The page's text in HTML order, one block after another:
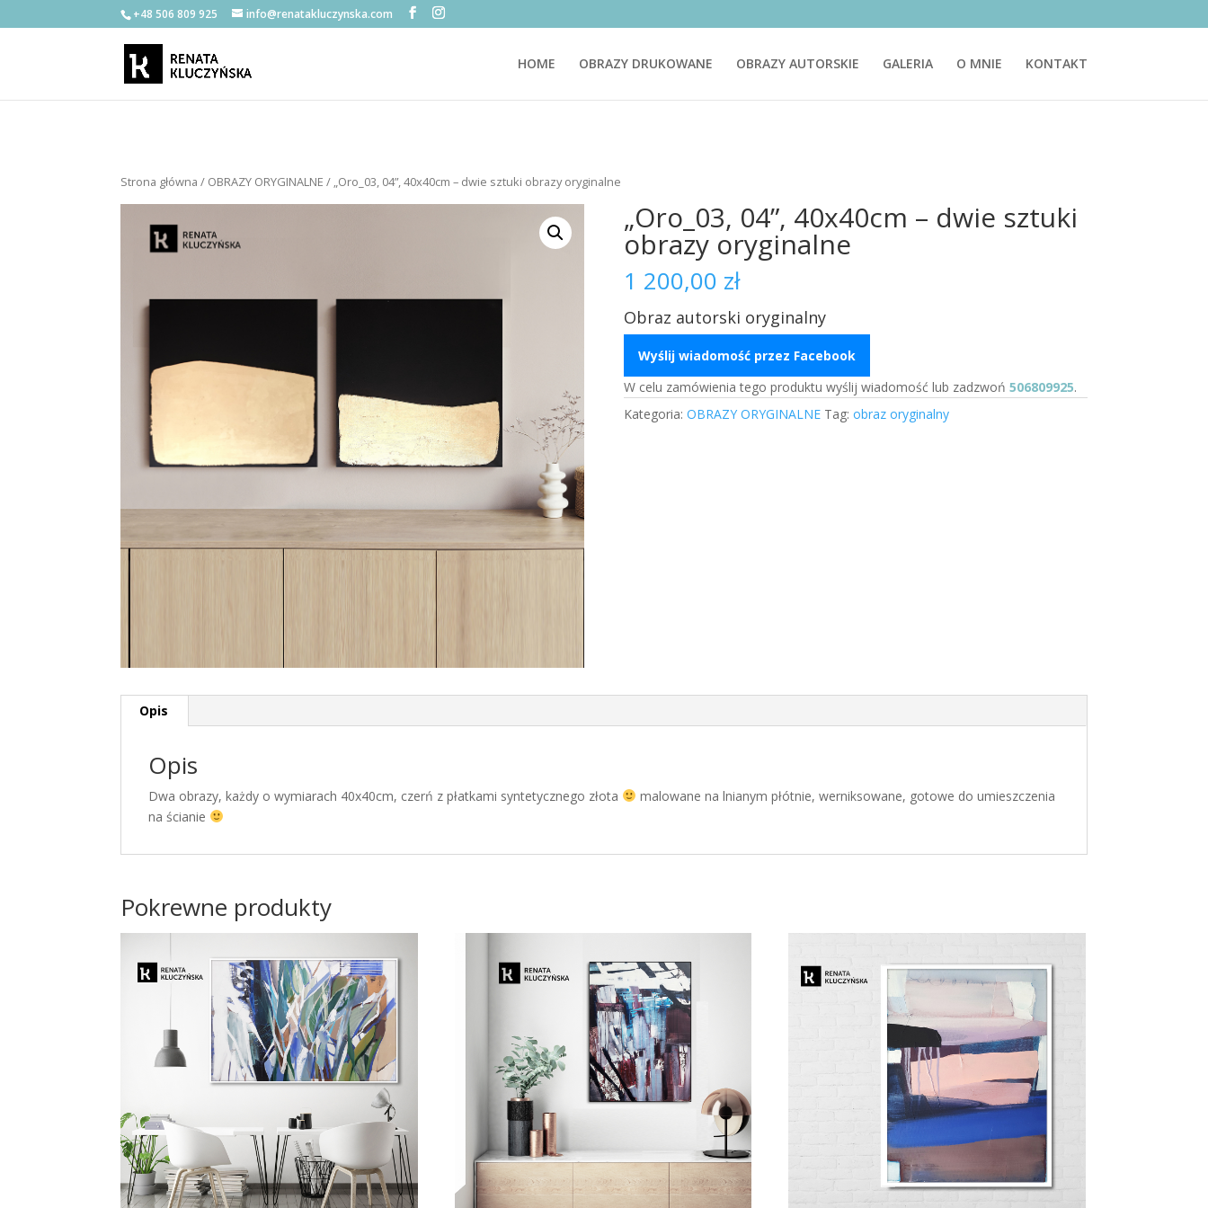
+48 506 809 925 info@renatakluczynska.com
HOME OBRAZY DRUKOWANE OBRAZY AUTORSKIE GALERIA O MNIE KONTAKT
Strona główna / OBRAZY ORYGINALNE / „Oro_03, 04”, 40x40cm – dwie sztuki obrazy oryginalne
„Oro_03, 04”, 40x40cm – dwie sztuki
obrazy oryginalne
1 200,00 zł
Obraz autorski oryginalny
Wyślij wiadomość przez Facebook
W celu zamówienia tego produktu wyślij wiadomość lub zadzwoń 506809925.
Kategoria: OBRAZY ORYGINALNE Tag: obraz oryginalny
Opis
Opis
Dwa obrazy, każdy o wymiarach 40x40cm, czerń z płatkami syntetycznego złota
malowane na lnianym płótnie, werniksowane, gotowe do umieszczenia
na ścianie
Pokrewne produkty